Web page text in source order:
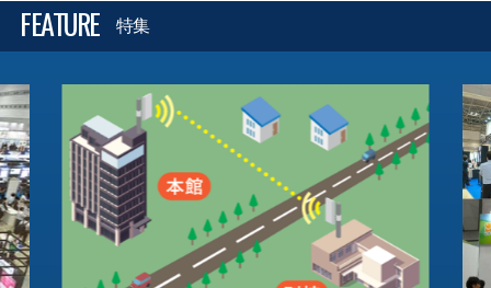
FEATURE 特集